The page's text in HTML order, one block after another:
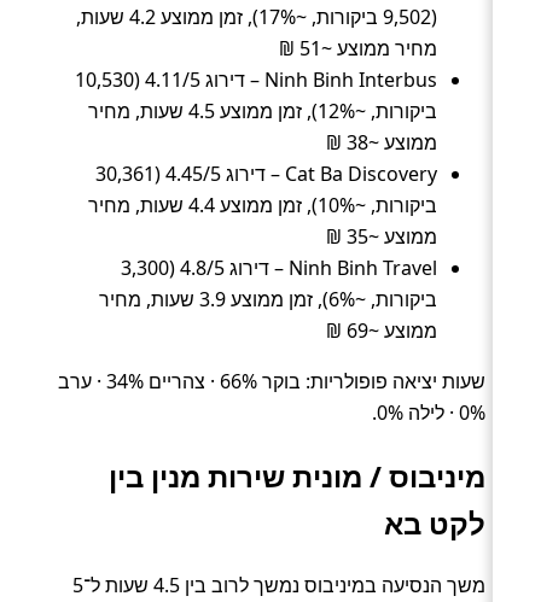
(9,502 ביקורות, ~17%), זמן ממוצע 4.2 שעות,
מחיר ממוצע ~51 ₪
Ninh Binh Interbus – דירוג 4.11/5 (10,530
ביקורות, ~12%), זמן ממוצע 4.5 שעות, מחיר
ממוצע ~38 ₪
Cat Ba Discovery – דירוג 4.45/5 (30,361
ביקורות, ~10%), זמן ממוצע 4.4 שעות, מחיר
ממוצע ~35 ₪
Ninh Binh Travel – דירוג 4.8/5 (3,300
ביקורות, ~6%), זמן ממוצע 3.9 שעות, מחיר
ממוצע ~69 ₪
שעות יציאה פופולריות: בוקר 66% · צהריים 34% · ערב
0% · לילה 0%.
מיניבוס / מונית שירות מנין בין
לקט בא
משך הנסיעה במיניבוס נמשך לרוב בין 4.5 שעות ל־5